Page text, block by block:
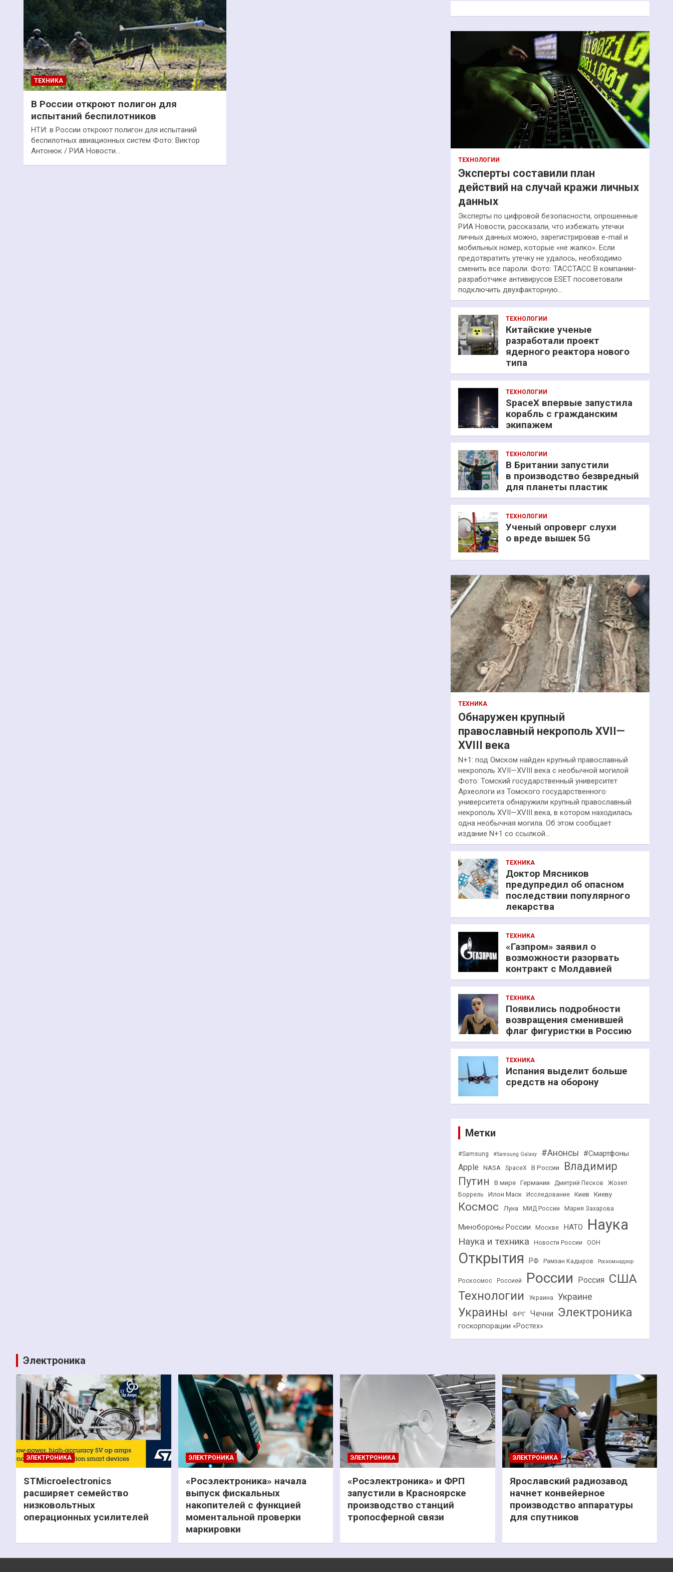
ТЕХНИКА
В России откроют полигон для
испытаний беспилотников
НТИ: в России откроют полигон для испытаний
беспилотных авиационных систем Фото: Виктор
Антонюк / РИА Новости…
к
ТЕХНОЛОГИИ
Эксперты составили план
действий на случай кражи личных
данных
Эксперты по цифровой безопасности, опрошенные
РИА Новости, рассказали, что избежать утечки
личных данных можно, зарегистрировав e-mail и
мобильных номер, которые «не жалко». Если
предотвратить утечку не удалось, необходимо
сменить все пароли. Фото: ТАССТАСС В компании-
разработчике антивирусов ESET посоветовали
подключить двухфакторную…
ТЕХНОЛОГИИ
Китайские ученые
разработали проект
ядерного реактора нового
типа
ТЕХНОЛОГИИ
SpaceX впервые запустила
корабль с гражданским
экипажем
ТЕХНОЛОГИИ
В Британии запустили
в производство безвредный
для планеты пластик
ТЕХНОЛОГИИ
Ученый опроверг слухи
о вреде вышек 5G
ТЕХНИКА
Обнаружен крупный
православный некрополь XVII—
XVIII века
N+1: под Омском найден крупный православный
некрополь XVII—XVIII века с необычной могилой
Фото: Томский государственный университет
Археологи из Томского государственного
университета обнаружили крупный православный
некрополь XVII—XVIII века, в котором находилась
одна необычная могила. Об этом сообщает
издание N+1 со ссылкой…
ТЕХНИКА
Доктор Мясников
предупредил об опасном
последствии популярного
лекарства
ТЕХНИКА
«Газпром» заявил о
возможности разорвать
контракт с Молдавией
ТЕХНИКА
Появились подробности
возвращения сменившей
флаг фигуристки в Россию
ТЕХНИКА
Испания выделит больше
средств на оборону
Метки
#Samsung #Samsung Galaxy #Анонсы #Смартфоны
Apple NASA SpaceX В России
Владимир
Путин
В мире Германии Дмитрий Песков
Жозеп
Боррель
Илон Маск Исследование Киев Киеву
Космос Луна МИД России Мария Захарова
Минобороны России Москве НАТО Наука
Наука и техника Новости России ООН
Открытия РФ Рамзан Кадыров Роскомнадзор
Роскосмос Россией России Россия США
Технологии Украина Украине
Украины ФРГ Чечни Электроника
госкорпорации «Ростех»
Электроника
ЭЛЕКТРОНИКА
STMicroelectronics
расширяет семейство
низковольтных
операционных усилителей
ЭЛЕКТРОНИКА
«Росэлектроника» начала
выпуск фискальных
накопителей с функцией
моментальной проверки
маркировки
ЭЛЕКТРОНИКА
«Росэлектроника» и ФРП
запустили в Красноярске
производство станций
тропосферной связи
ЭЛЕКТРОНИКА
Ярославский радиозавод
начнет конвейерное
производство аппаратуры
для спутников